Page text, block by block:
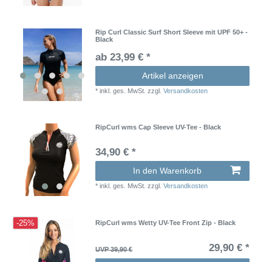
Rip Curl Classic Surf Short Sleeve mit UPF 50+ -
Black
ab 23,99 € *
Artikel anzeigen
*inkl. ges. MwSt. zzgl.Versandkosten
RipCurl wms Cap Sleeve UV-Tee - Black
34,90 € *
In den Warenkorb
*inkl. ges. MwSt. zzgl.Versandkosten
-25% RipCurl wms Wetty UV-Tee Front Zip - Black
UVP 39,90 € 29,90 € *